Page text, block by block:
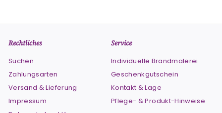
Rechtliches
Suchen
Zahlungsarten
Versand & Lieferung
Impressum
Service
Individuelle Brandmalerei
Geschenkgutschein
Kontakt & Lage
Pflege- & Produkt-Hinweise